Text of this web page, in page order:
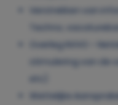
Verstrekken van
Overleg NVVO –
stimulering van de
Wettelijke